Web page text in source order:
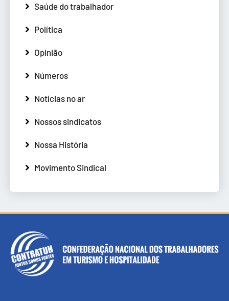
Saúde do trabalhador
Política
Opinião
Números
Notícias no ar
Nossos sindicatos
Nossa História
Movimento Sindical